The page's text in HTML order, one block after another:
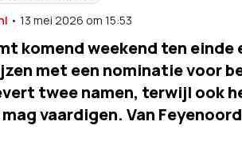
• 13 mei 2026 om 15:53
komend weekend ten einde
met een nominatie voor
twee namen, terwijl ook
vaardigen. Van